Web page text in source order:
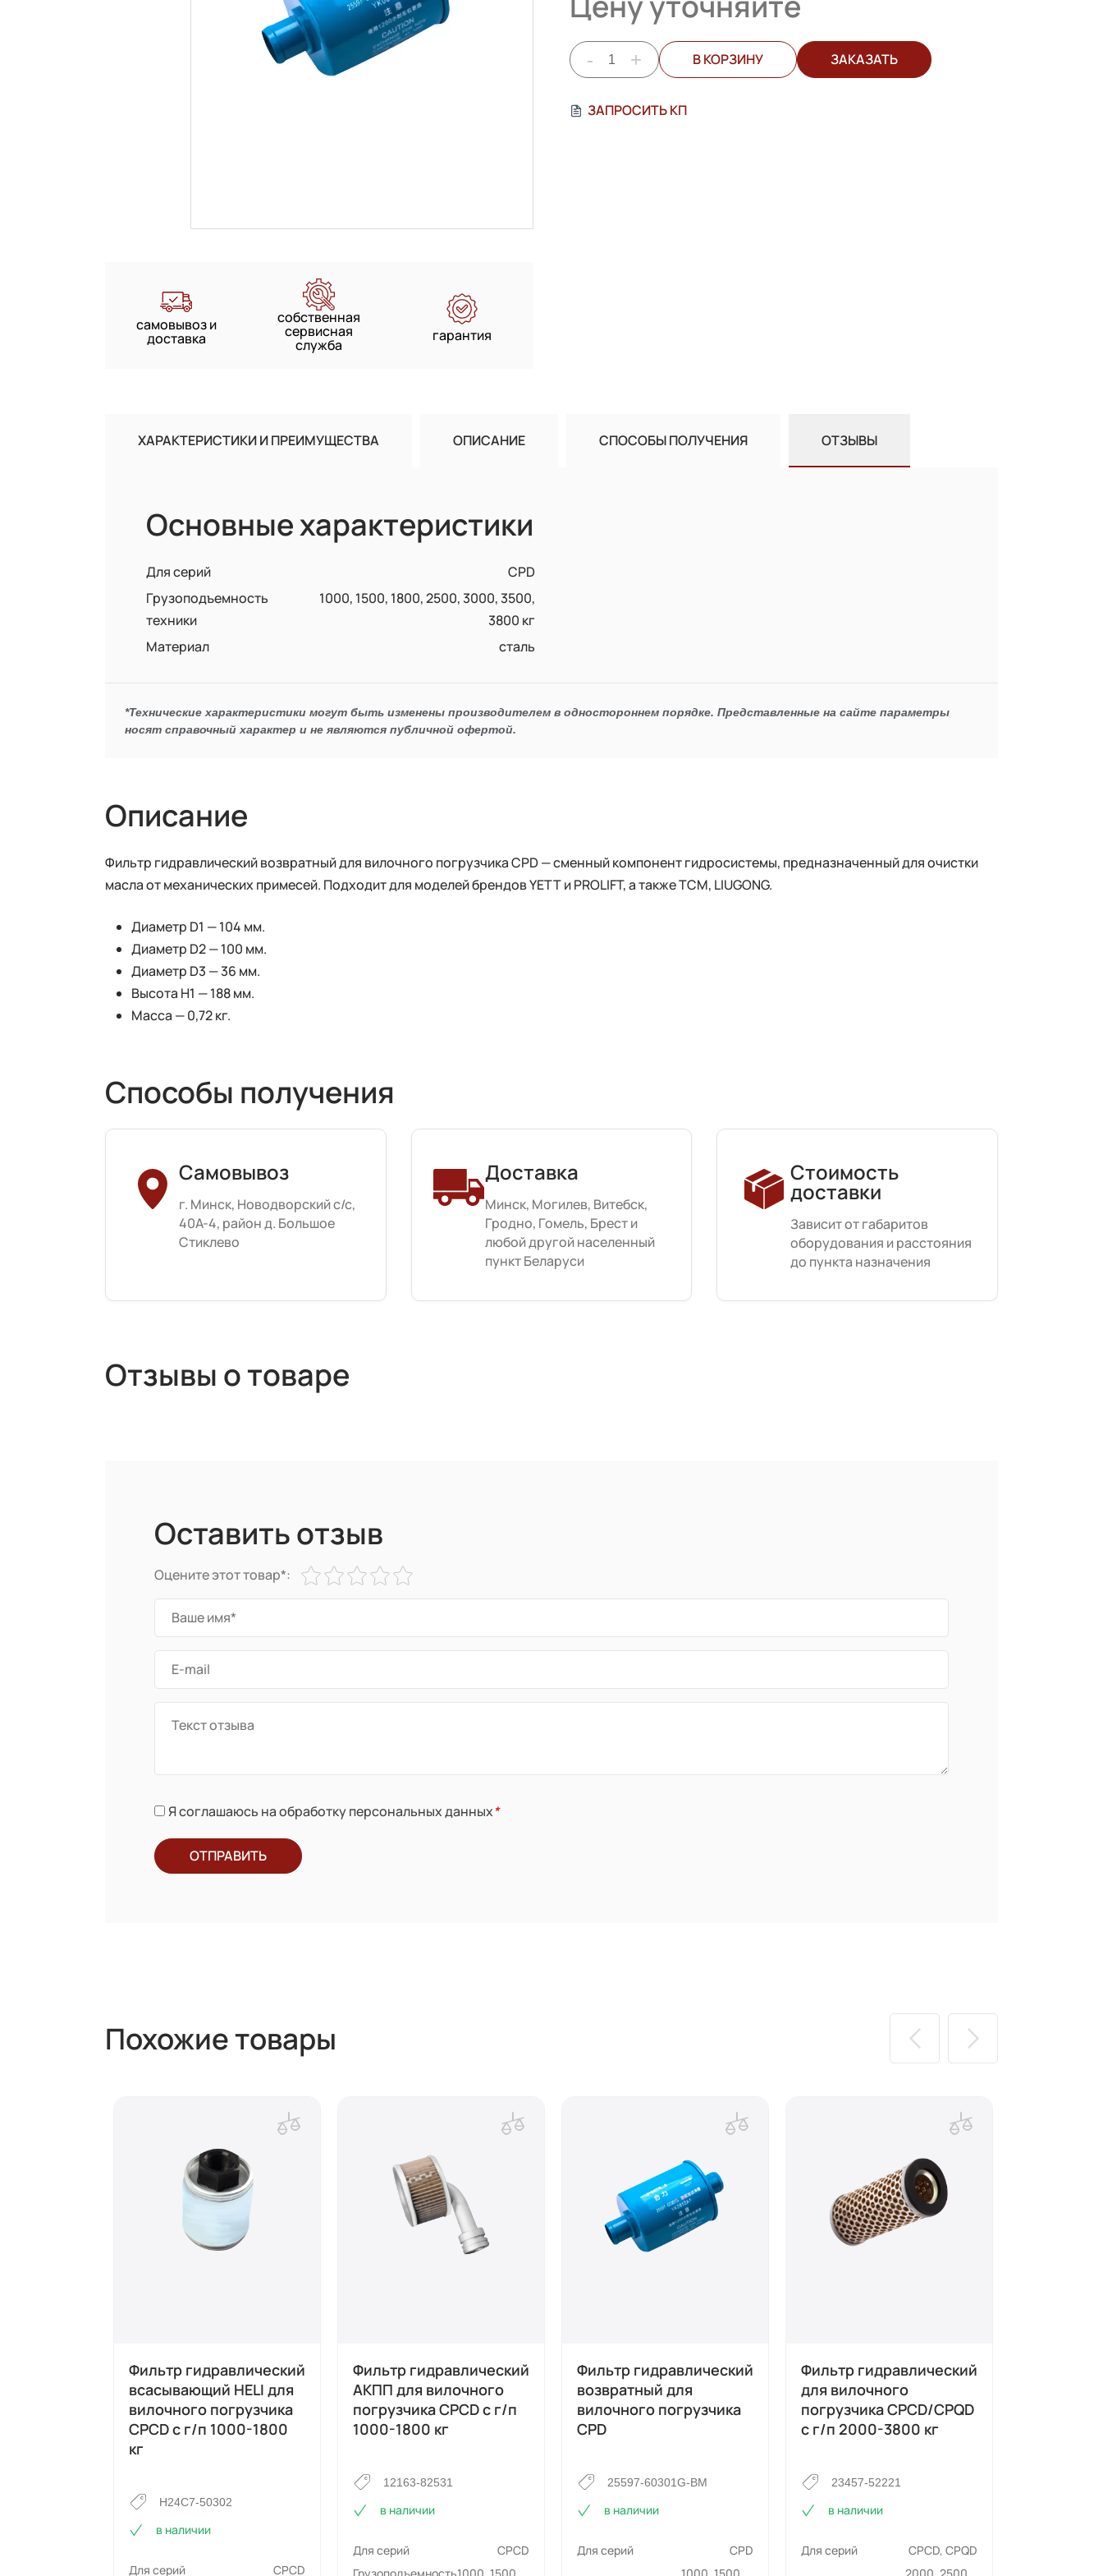
самовывоз и
доставка
собственная
сервисная
служба
гарантия
- + В КОРЗИНУ ЗАКАЗАТЬ
ЗАПРОСИТЬ КП
ХАРАКТЕРИСТИКИ И ПРЕИМУЩЕСТВА ОПИСАНИЕ СПОСОБЫ ПОЛУЧЕНИЯ ОТЗЫВЫ
Основные характеристики
Для серий
CPD
Грузоподъемность
техники
1000, 1500, 1800, 2500, 3000, 3500,
3800 кг
Материал
сталь
*Технические характеристики могут быть изменены производителем в одностороннем порядке. Представленные на сайте параметры
носят справочный характер и не являются публичной офертой.
Описание
Фильтр гидравлический возвратный для вилочного погрузчика CPD — сменный компонент гидросистемы, предназначенный для очистки
масла от механических примесей. Подходит для моделей брендов YETT и PROLIFT, а также TCM, LIUGONG.
Диаметр D1 — 104 мм.
Диаметр D2 — 100 мм.
Диаметр D3 — 36 мм.
Высота Н1 — 188 мм.
Масса — 0,72 кг.
Способы получения
Самовывоз
г. Минск, Новодворский с/с,
40А-4, район д. Большое
Стиклево
Доставка
Минск, Могилев, Витебск,
Гродно, Гомель, Брест и
любой другой населенный
пункт Беларуси
Стоимость
доставки
Зависит от габаритов
оборудования и расстояния
до пункта назначения
Отзывы о товаре
Оставить отзыв
Оцените этот товар*:
Я соглашаюсь на обработку персональных данных*
ОТПРАВИТЬ
Похожие товары
Фильтр гидравлический
всасывающий HELI для
вилочного погрузчика
CPCD с г/п 1000-1800
кг
H24C7-50302
в наличии
Для серий CPCD
Фильтр гидравлический
АКПП для вилочного
погрузчика CPCD с г/п
1000-1800 кг
12163-82531
в наличии
Для серий
CPCD
Грузоподъемность1000, 1500,
Фильтр гидравлический
возвратный для
вилочного погрузчика
CPD
25597-60301G-BM
в наличии
Для серий
CPD
1000, 1500,
Фильтр гидравлический
для вилочного
погрузчика CPCD/CPQD
с г/п 2000-3800 кг
23457-52221
в наличии
Для серий
CPCD, CPQD
2000, 2500,